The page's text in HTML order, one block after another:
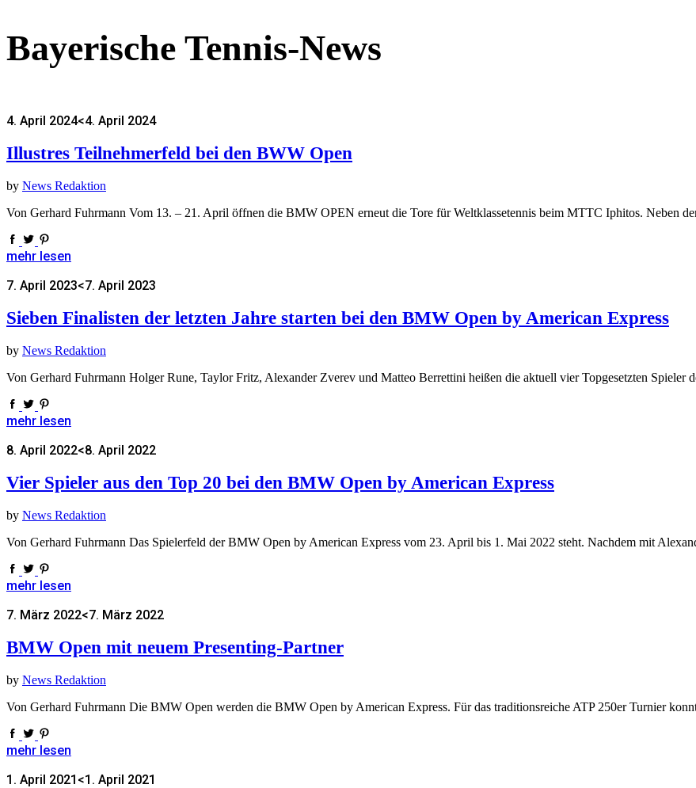
Bayerische Tennis-News
4. April 2024<4. April 2024
Illustres Teilnehmerfeld bei den BWW Open
by News Redaktion
Von Gerhard Fuhrmann Vom 13. – 21. April öffnen die BMW OPEN erneut die Tore für Weltklassetennis beim MTTC Iphitos. Neben
mehr lesen
7. April 2023<7. April 2023
Sieben Finalisten der letzten Jahre starten bei den BMW Open by American Express
by News Redaktion
Von Gerhard Fuhrmann Holger Rune, Taylor Fritz, Alexander Zverev und Matteo Berrettini heißen die aktuell vier Topgesetzten
mehr lesen
8. April 2022<8. April 2022
Vier Spieler aus den Top 20 bei den BMW Open by American Express
by News Redaktion
Von Gerhard Fuhrmann Das Spielerfeld der BMW Open by American Express vom 23. April bis 1. Mai 2022 steht. Nachdem mit
mehr lesen
7. März 2022<7. März 2022
BMW Open mit neuem Presenting-Partner
by News Redaktion
Von Gerhard Fuhrmann Die BMW Open werden die BMW Open by American Express. Für das traditionsreiche ATP 250er Turnier
mehr lesen
1. April 2021 <1. April 2021